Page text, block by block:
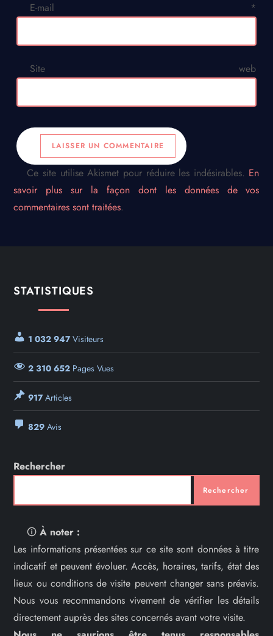
E-mail *
Site web
Ce site utilise Akismet pour réduire les indésirables. En
savoir plus sur la façon dont les données de vos
commentaires sont traitées.
STATISTIQUES
1 032 947Visiteurs
2 310 652 Pages Vues
917Articles
829 Avis
Rechercher
Rechercher
🛈À noter :
Les informations présentées sur ce site sont données à titre
indicatif et peuvent évoluer. Accès, horaires, tarifs, état des
lieux ou conditions de visite peuvent changer sans préavis.
Nous vous recommandons vivement de vérifier les détails
directement auprès des sites concernés avant votre visite.